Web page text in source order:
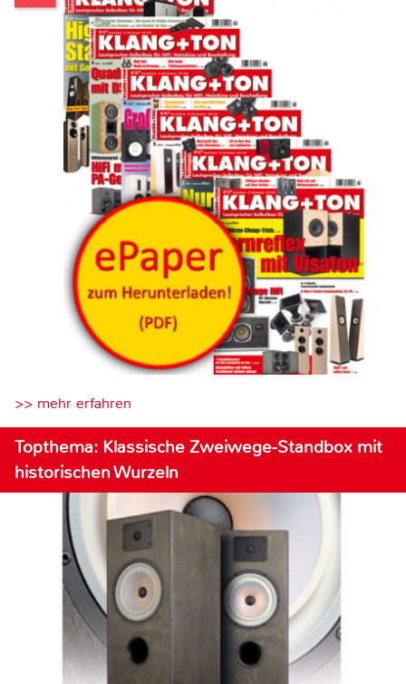
>> mehr erfahren
Topthema: Klassische Zweiwege-Standbox mit
historischen Wurzeln